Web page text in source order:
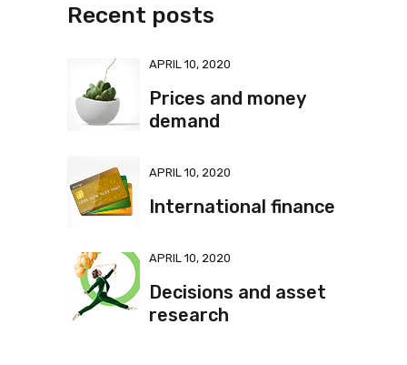
Recent posts
APRIL 10, 2020
Prices and money
demand
APRIL 10, 2020
International finance
APRIL 10, 2020
Decisions and asset
research